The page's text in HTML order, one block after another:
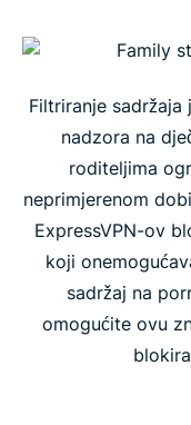
Kako uključiti i
odrasle
Kako funkcionira
ExpressVPN-a?
Često postavljana
Filtriranje
nadzora na
roditeljima
neprimjerenom
ExpressVPN-ov
koji
sadržaj na
omogućite ovu